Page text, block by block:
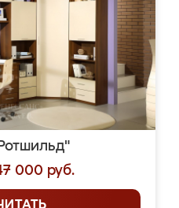
000 руб.